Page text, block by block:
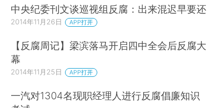
中央纪委刊文谈巡视组反腐：出来混迟早要还
2014年11月26日 APP打开
【反腐周记】梁滨落马开启四中全会后反腐大
幕
2014年11月25日 APP打开
一汽对1304名现职经理人进行反腐倡廉知识